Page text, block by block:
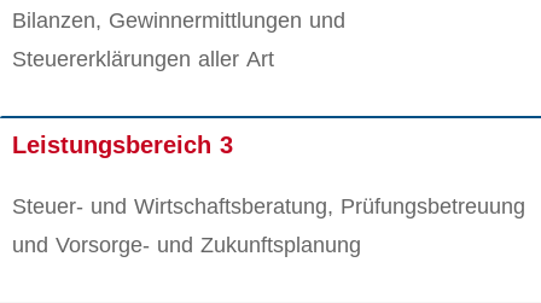
Bilanzen, Gewinnermittlungen und
Steuererklärungen aller Art
Leistungsbereich 3
Steuer- und Wirtschaftsberatung, Prüfungsbetreuung
und Vorsorge- und Zukunftsplanung